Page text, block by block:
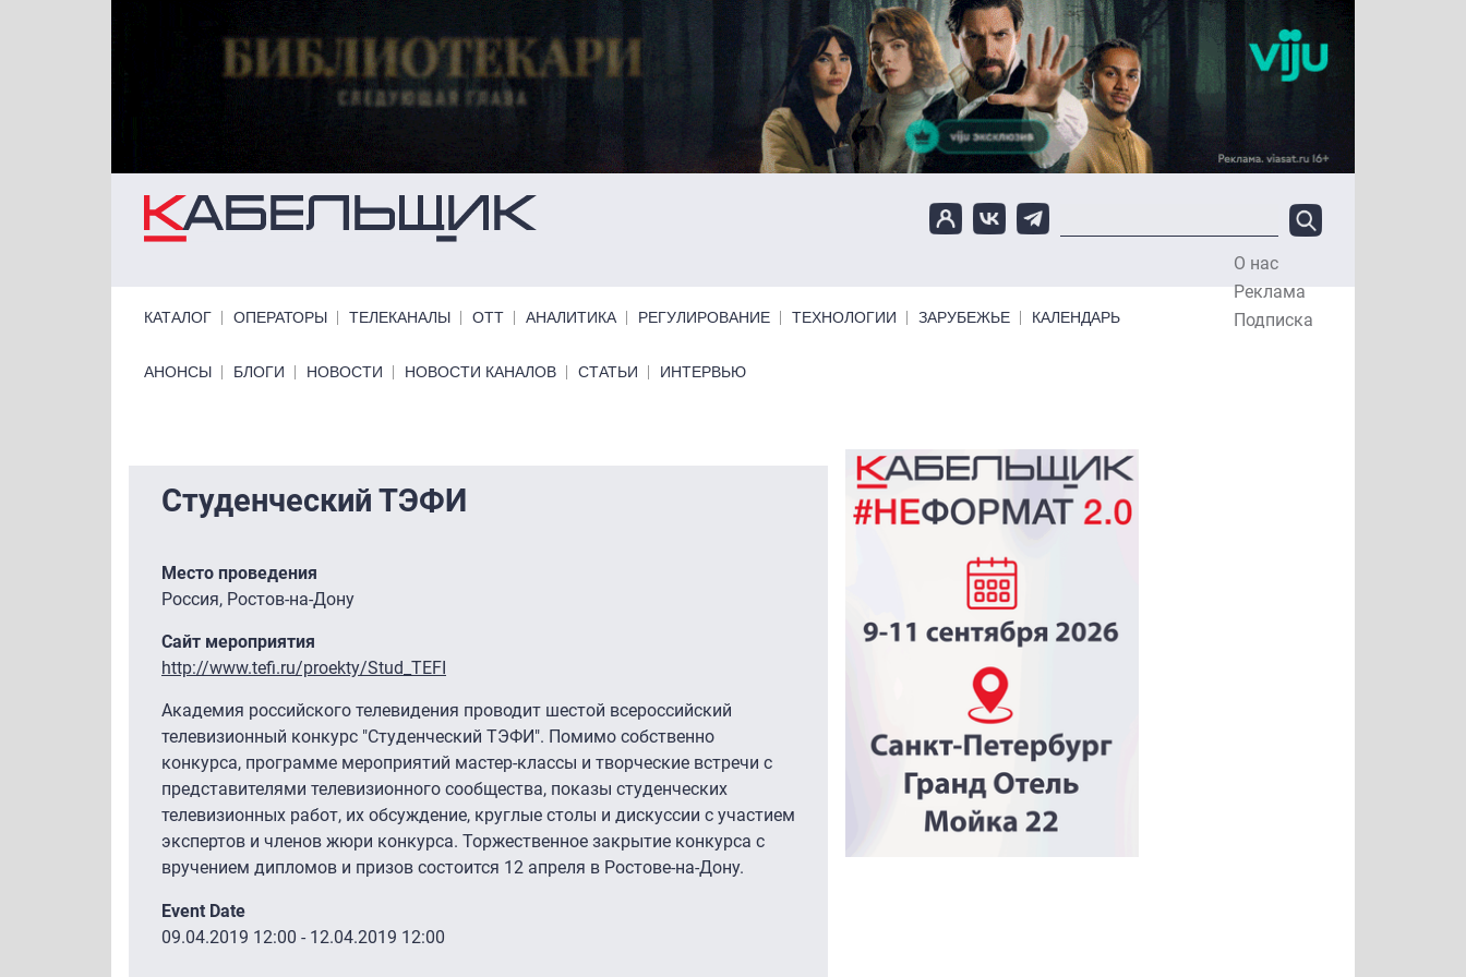
О нас
Реклама
Подписка
КАТАЛОГ ОПЕРАТОРЫ ТЕЛЕКАНАЛЫ ОТТ АНАЛИТИКА РЕГУЛИРОВАНИЕ ТЕХНОЛОГИИ ЗАРУБЕЖЬЕ КАЛЕНДАРЬ
Primary links bottom
АНОНСЫ БЛОГИ НОВОСТИ НОВОСТИ КАНАЛОВ СТАТЬИ ИНТЕРВЬЮ
Студенческий ТЭФИ
Место проведения
Россия, Ростов-на-Дону
Сайт мероприятия
http://www.tefi.ru/proekty/Stud_TEFI
Академия российского телевидения проводит шестой всероссийский
телевизионный конкурс "Студенческий ТЭФИ". Помимо собственно
конкурса, программе мероприятий мастер-классы и творческие встречи с
представителями телевизионного сообщества, показы студенческих
телевизионных работ, их обсуждение, круглые столы и дискуссии с участием
экспертов и членов жюри конкурса. Торжественное закрытие конкурса с
вручением дипломов и призов состоится 12 апреля в Ростове-на-Дону.
Event Date
09.04.2019 12:00 - 12.04.2019 12:00